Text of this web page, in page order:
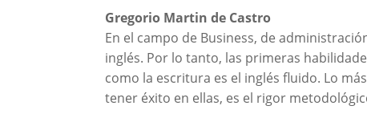
Gregorio Martin de Castro
En el campo de Business, de
inglés. Por lo tanto, las primeras
como la escritura es el inglés fluido. Lo
tener éxito en ellas, es el rigor